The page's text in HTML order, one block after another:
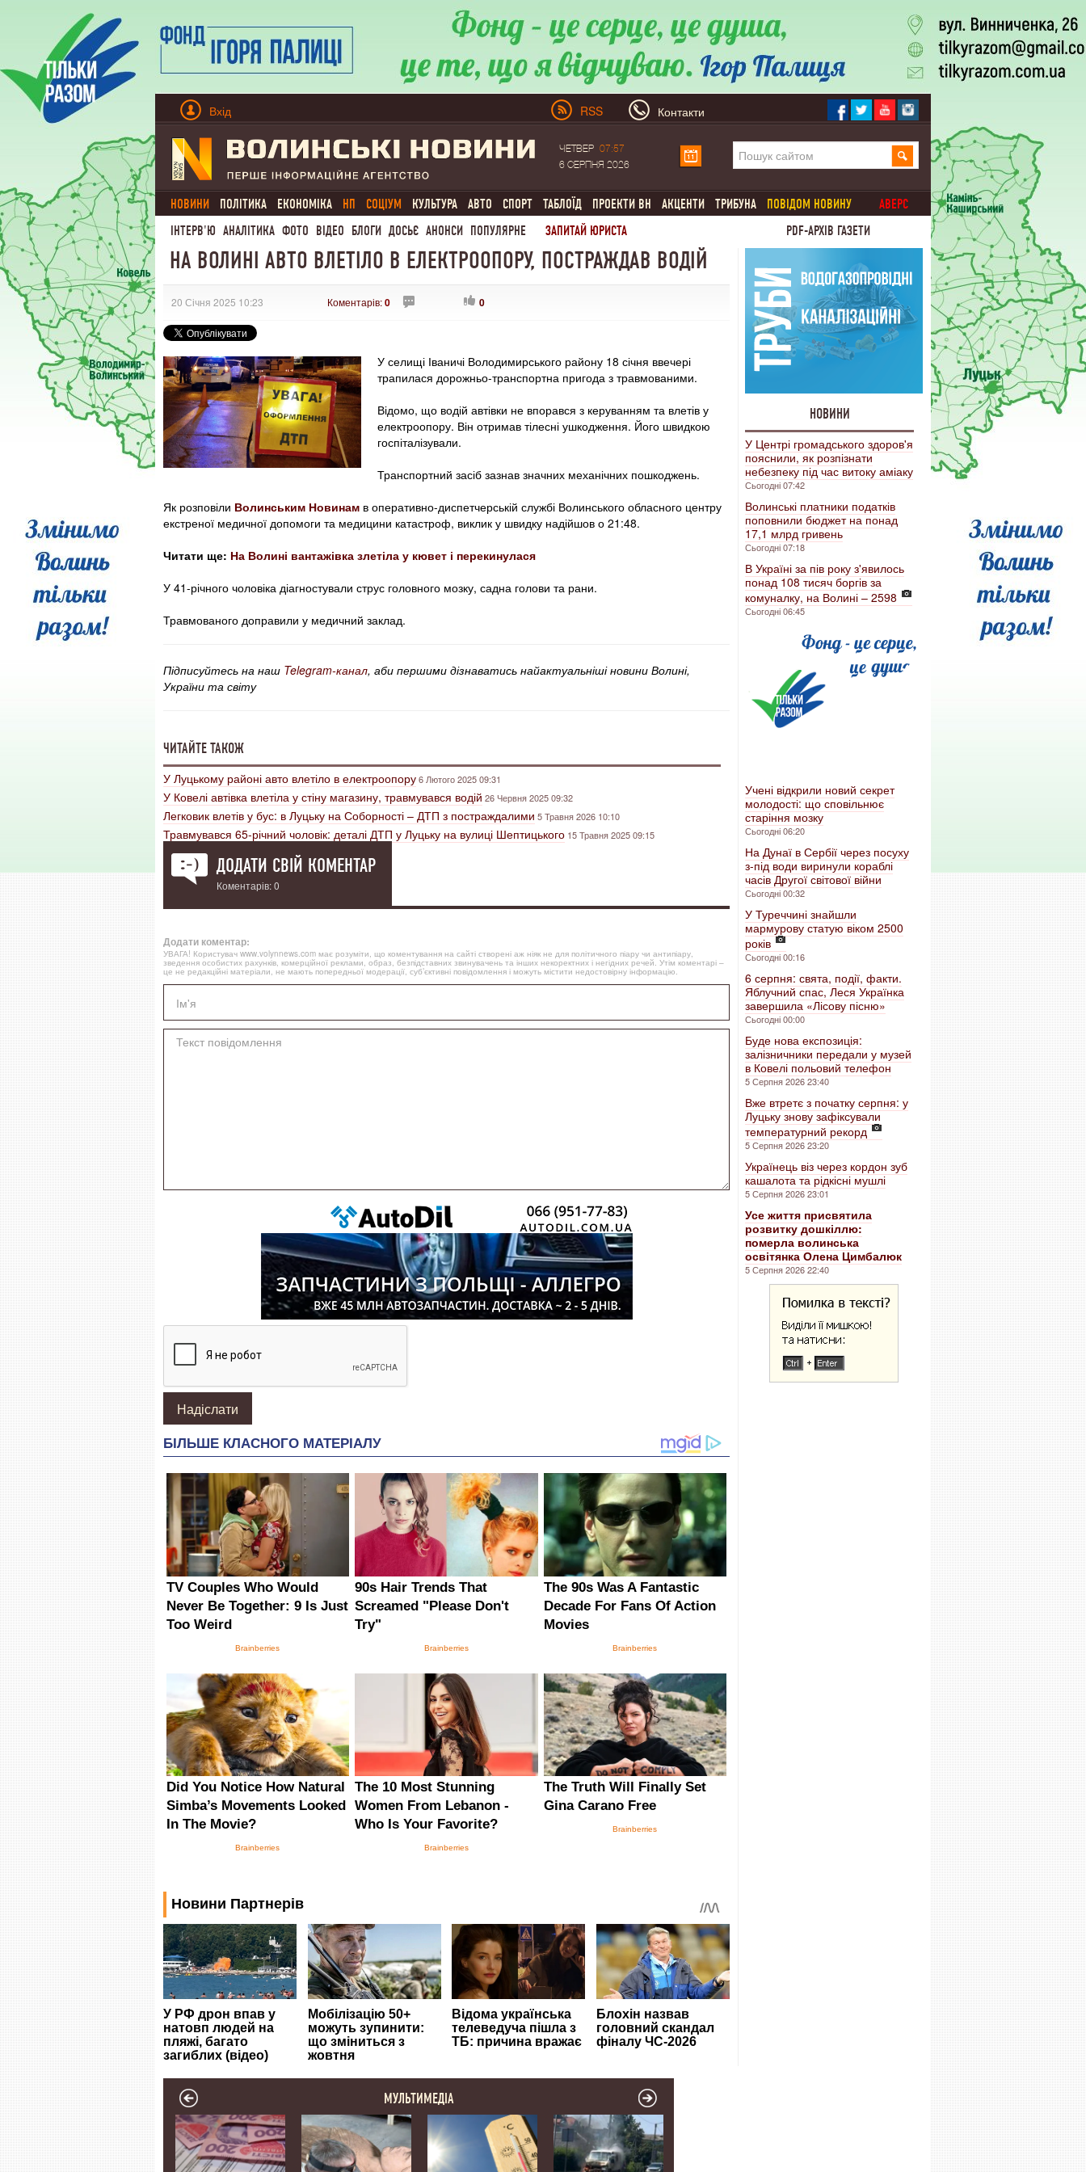
Вхід RSS Контакти
ЧЕТВЕР
07:57
6 СЕРПНЯ 2026
НОВИНИ ПОЛІТИКА ЕКОНОМІКА НП СОЦІУМ КУЛЬТУРА АВТО СПОРТ ТАБЛОЇД ПРОЕКТИ ВН АКЦЕНТИ ТРИБУНА ПОВІДОМ НОВИНУ
АВЕРС
ІНТЕРВ'Ю АНАЛІТИКА ФОТО ВІДЕО БЛОГИ ДОСЬЄ АНОНСИ ПОПУЛЯРНЕ ЗАПИТАЙ ЮРИСТА PDF-АРХІВ ГАЗЕТИ
НА ВОЛИНІ АВТО ВЛЕТІЛО В ЕЛЕКТРООПОРУ, ПОСТРАЖДАВ ВОДІЙ
20 Січня 2025 10:23 Коментарів:0 0
У селищі Іваничі Володимирського району 18 січня ввечері
трапилася дорожньо-транспортна пригода з травмованими.
Відомо, що водій автівки не впорався з керуванням та влетів у
електроопору. Він отримав тілесні ушкодження. Його швидкою
госпіталізували.
Транспортний засіб зазнав значних механічних пошкоджень.
Як розповіли Волинським Новинам в оперативно-диспетчерській службі Волинського обласного центру
екстреної медичної допомоги та медицини катастроф, виклик у швидку надійшов о 21:48.
Читати ще: На Волині вантажівка злетіла у кювет і перекинулася
У 41-річного чоловіка діагностували струс головного мозку, садна голови та рани.
Травмованого доправили у медичний заклад.
Підписуйтесь на наш Telegram-канал, аби першими дізнаватись найактуальніші новини Волині,
України та світу
ЧИТАЙТЕ ТАКОЖ
У Луцькому районі авто влетіло в електроопору6 Лютого 2025 09:31
У Ковелі автівка влетіла у стіну магазину, травмувався водій 26 Червня 2025 09:32
Легковик влетів у бус: в Луцьку на Соборності – ДТП з постраждалими 5 Травня 2026 10:10
Травмувався 65-річний чоловік: деталі ДТП у Луцьку на вулиці Шептицького 15 Травня 2025 09:15
ДОДАТИ СВІЙ КОМЕНТАР
Коментарів: 0
Додати коментар:
УВАГА! Користувач www.volynnews.com має розуміти, що коментування на сайті створені аж ніяк не для політичного піару чи антипіару,
зведення особистих рахунків, комерційної реклами, образ, безпідставних звинувачень та інших некоректних і негідних речей. Утім коментарі –
це не редакційні матеріали, не мають попередньої модерації, суб’єктивні повідомлення і можуть містити недостовірну інформацію.
НОВИНИ
У Центрі громадського здоров'я
пояснили, як розпізнати
небезпеку під час витоку аміаку
Сьогодні 07:42
Волинські платники податків
поповнили бюджет на понад
17,1 млрд гривень
Сьогодні 07:18
В Україні за пів року з'явилось
понад 108 тисяч боргів за
комуналку, на Волині – 2598
Сьогодні 06:45
Учені відкрили новий секрет
молодості: що сповільнює
старіння мозку
Сьогодні 06:20
На Дунаї в Сербії через посуху
з-під води виринули кораблі
часів Другої світової війни
Сьогодні 00:32
У Туреччині знайшли
мармурову статую віком 2500
років
Сьогодні 00:16
6 серпня: свята, події, факти.
Яблучний спас, Леся Українка
завершила «Лісову пісню»
Сьогодні 00:00
Буде нова експозиція:
залізничники передали у музей
в Ковелі польовий телефон
5 Серпня 2026 23:40
Вже втретє з початку серпня: у
Луцьку знову зафіксували
температурний рекорд
5 Серпня 2026 23:20
Українець віз через кордон зуб
кашалота та рідкісні мушлі
5 Серпня 2026 23:01
Усе життя присвятила
розвитку дошкіллю:
померла волинська
освітянка Олена Цимбалюк
5 Серпня 2026 22:40
МУЛЬТИМЕДІА